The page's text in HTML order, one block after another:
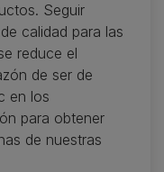
Seguir
calidad para las
reduce el
de ser de
en los
para obtener
de nuestras